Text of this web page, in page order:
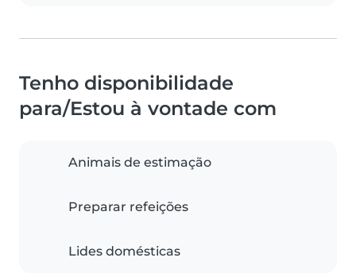
Tenho disponibilidade
para/Estou à vontade com
Animais de estimação
Preparar refeições
Lides domésticas